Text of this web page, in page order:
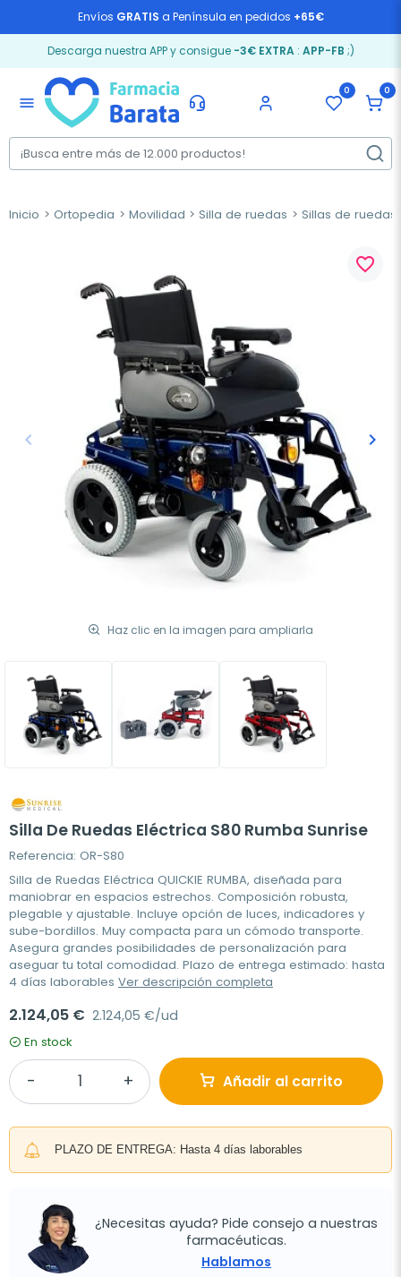
Envíos GRATIS a Península en pedidos +65€
Descarga nuestra APP y consigue -3€ EXTRA: APP-FB ;)
menu
0 0
Inicio Ortopedia Movilidad Silla de ruedas Sillas de
Anterior
keyboard_arrow_left keyboard_arrow_right
Haz clic en la imagen para ampliarla
favorite_border
Silla De Ruedas Eléctrica S80 Rumba Sunrise
Referencia: OR-S80
Silla de Ruedas Eléctrica QUICKIE RUMBA, diseñada para
maniobrar en espacios estrechos. Composición robusta,
plegable y ajustable. Incluye opción de luces, indicadores y
sube-bordillos. Muy compacta para un cómodo transporte.
Asegura grandes posibilidades de personalización para
aseguar tu total comodidad. Plazo de entrega estimado: hasta
4 días laborables Ver descripción completa
2.124,05 € 2.124,05 €/ud
En stock
Añadir al carrito
PLAZO DE ENTREGA: Hasta 4 días laborables
¿Necesitas ayuda? Pide consejo a nuestras
farmacéuticas.
Hablamos